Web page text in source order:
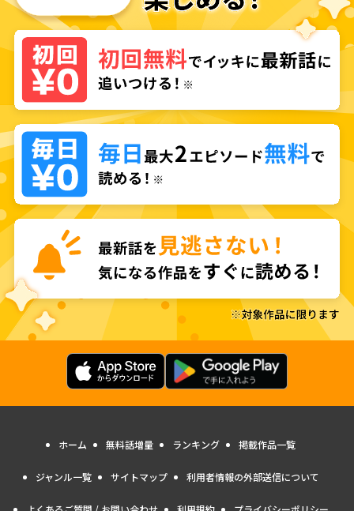
ホーム 無料話増量 ランキング 掲載作品一覧
ジャンル一覧 サイトマップ 利用者情報の外部送信について